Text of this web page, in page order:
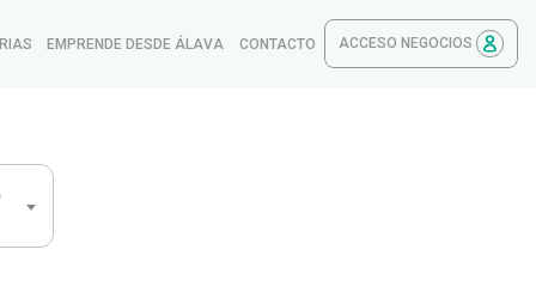
EMPRENDE DESDE ÁLAVA CONTACTO ACCESO NEGOCIOS